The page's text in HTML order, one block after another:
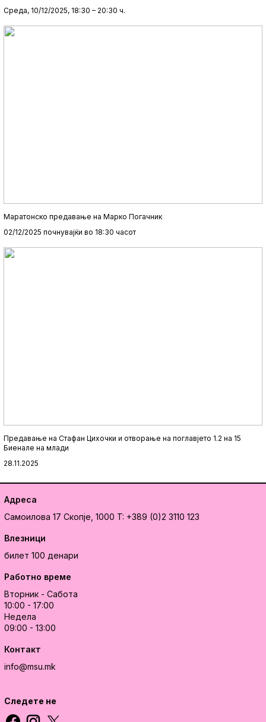
Среда, 10/12/2025, 18:30 – 20:30 ч.
Маратонско предавање на Марко Погачник
02/12/2025 почнувајќи во 18:30 часот
Предавање на Стафан Цихочки и отворање на поглавјето 1.2 на 15
Биенале на млади
28.11.2025
Адреса
Самоилова 17 Скопје, 1000 T: +389 (0)2 3110 123
Влезници
билет 100 денари
Работно време
Вторник - Сабота
10:00 - 17:00
Недела
09:00 - 13:00
Контакт
info@msu.mk
Следете не